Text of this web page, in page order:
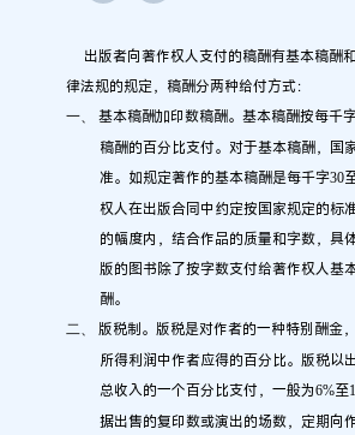
出版者向著作权人支付的稿酬有基本稿酬
律法规的规定，稿酬分两种给付方式：
一、 基本稿酬加印数稿酬。基本稿酬按每千
稿酬的百分比支付。对于基本稿酬，国
准。如规定著作的基本稿酬是每千字30
权人在出版合同中约定按国家规定的标
的幅度内，结合作品的质量和字数，具
版的图书除了按字数支付给著作权人基
酬。
二、 版税制。版税是对作者的一种特别酬金
所得利润中作者应得的百分比。版税以
总收入的一个百分比支付，一般为6%至
据出售的复印数或演出的场数，定期向